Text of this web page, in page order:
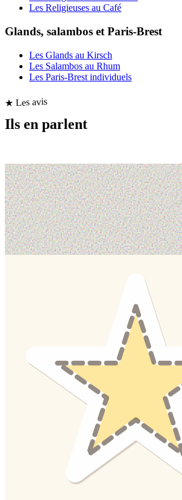
Les Religieuses au Café
Glands, salambos et Paris-Brest
Les Glands au Kirsch
Les Salambos au Rhum
Les Paris-Brest individuels
★ Les avis
Ils en parlent